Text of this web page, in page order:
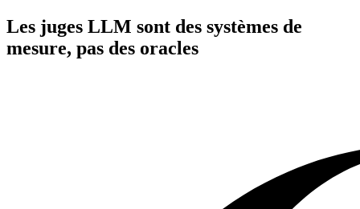
Les juges LLM sont des systèmes de
mesure, pas des oracles